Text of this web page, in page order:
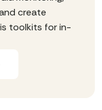
create
toolkits for in-